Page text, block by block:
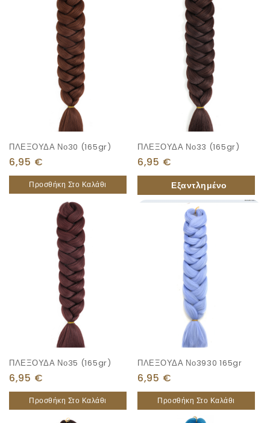
ΠΛΕΞΟΥΔΑ Νο30 (165gr)
6,95 €
Προσθήκη Στο Καλάθι
ΠΛΕΞΟΥΔΑ Νο33 (165gr)
6,95 €
ΠΛΕΞΟΥΔΑ Νο35 (165gr)
6,95 €
Προσθήκη Στο Καλάθι
ΠΛΕΞΟΥΔΑ Νο3930 165gr
6,95 €
Προσθήκη Στο Καλάθι